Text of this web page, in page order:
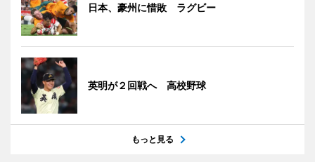
日本、豪州に惜敗 ラグビー
英明が２回戦へ 高校野球
もっと見る